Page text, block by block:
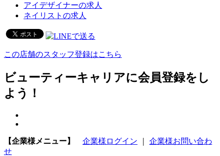
アイデザイナーの求人
ネイリストの求人
この店舗のスタッフ登録はこちら
ビューティーキャリアに会員登録をし
よう！
【企業様メニュー】 企業様ログイン
企業様お問い合わ
せ